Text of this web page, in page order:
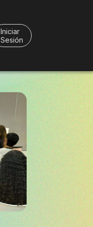
Iniciar
Sesión